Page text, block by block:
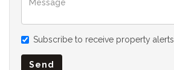
Subscribe to receive property alerts
Send